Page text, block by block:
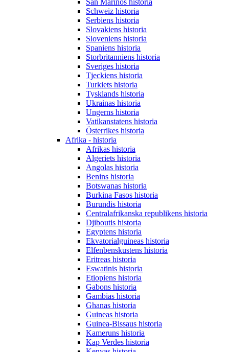
Schweiz historia
Serbiens historia
Slovakiens historia
Sloveniens historia
Spaniens historia
Storbritanniens historia
Sveriges historia
Tjeckiens historia
Turkiets historia
Tysklands historia
Ukrainas historia
Ungerns historia
Vatikanstatens historia
Österrikes historia
Afrika - historia
Afrikas historia
Algeriets historia
Angolas historia
Benins historia
Botswanas historia
Burkina Fasos historia
Burundis historia
Centralafrikanska republikens historia
Djiboutis historia
Egyptens historia
Ekvatorialguineas historia
Elfenbenskustens historia
Eritreas historia
Eswatinis historia
Etiopiens historia
Gabons historia
Gambias historia
Ghanas historia
Guineas historia
Guinea-Bissaus historia
Kameruns historia
Kap Verdes historia